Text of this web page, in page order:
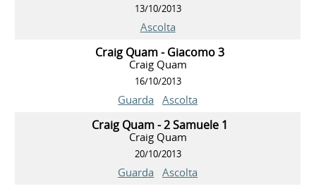
13/10/2013
Ascolta
Craig Quam - Giacomo 3
Craig Quam
16/10/2013
Guarda Ascolta
Craig Quam - 2 Samuele 1
Craig Quam
20/10/2013
Guarda Ascolta